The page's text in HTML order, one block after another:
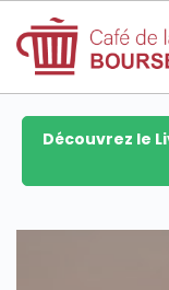
Découvrez le